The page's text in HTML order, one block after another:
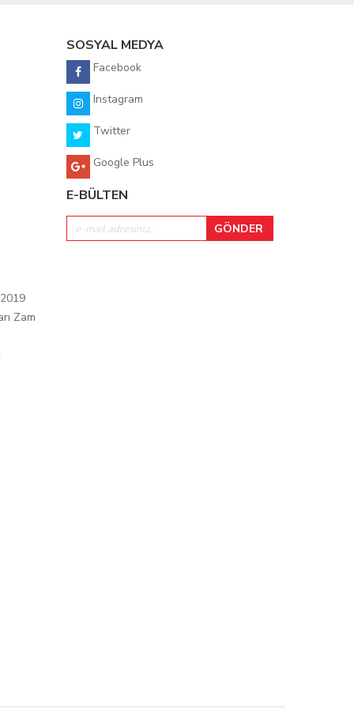
Zam
SOSYAL MEDYA
Facebook
Instagram
Twitter
Google Plus
E-BÜLTEN